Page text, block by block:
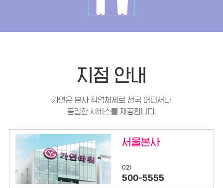
지점 안내
가연은 본사 직영체제로 전국 어디서나
동일한 서비스를 제공합니다.
서울본사
02)
500-5555